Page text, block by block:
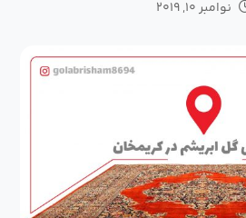
نوامبر ۱۰, ۲۰۱۹